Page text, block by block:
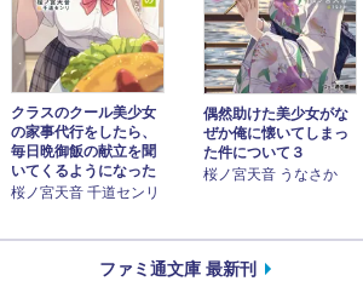
クラスのクール美少女
の家事代行をしたら、
毎日晩御飯の献立を聞
いてくるようになった
桜ノ宮天音 千道センリ
偶然助けた美少女がな
ぜか俺に懐いてしまっ
た件について３
桜ノ宮天音 うなさか
ファミ通文庫 最新刊